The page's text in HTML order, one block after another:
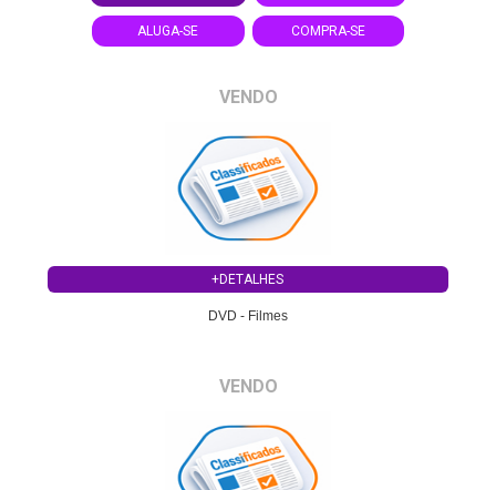
ALUGA-SE COMPRA-SE
VENDO
+DETALHES
DVD - Filmes
VENDO